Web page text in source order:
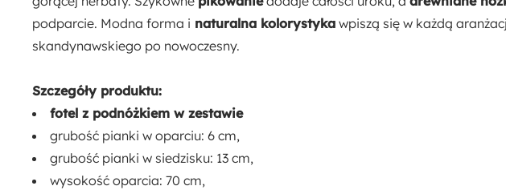
2
Tak
Długość:
Materiał:
Drewno Pianka meblowa Płyta meblowa
Sztruks Tkanina
podparcie. Modna forma i naturalna kolorystyka wpiszą się w każdą
skandynawskiego po nowoczesny.
Szczegóły produktu:
fotel z podnóżkiem w zestawie
grubość pianki w oparciu: 6 cm,
grubość pianki w siedzisku: 13 cm,
wysokość oparcia: 70 cm,